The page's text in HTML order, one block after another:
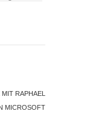
RAPHAEL
MICROSOFT